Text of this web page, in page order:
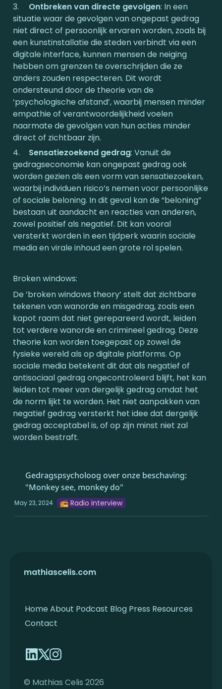
Ontbreken van directe gevolgen: In een
situatie waar de gevolgen van ongepast gedrag
niet direct of persoonlijk ervaren worden, zoals bij
een kunstinstallatie die steden verbindt via een
digitale interface, kunnen mensen de neiging
hebben om grenzen te overschrijden die ze
anders zouden respecteren. Dit wordt
ondersteund door de theorie van de
‘psychologische afstand’, waarbij mensen minder
empathie of verantwoordelijkheid voelen
naarmate de gevolgen van hun acties minder
direct of zichtbaar zijn.
Sensatiezoekend gedrag: Vanuit de
gedragseconomie kan ongepast gedrag ook
worden gezien als een vorm van sensatiezoeken,
waarbij individuen risico’s nemen voor persoonlijke
of sociale beloning. In dit geval kan de “beloning”
bestaan uit aandacht en reacties van anderen,
zowel positief als negatief. Dit kan vooral
versterkt worden in een tijdperk waarin sociale
media en virale inhoud een grote rol spelen.
Broken windows:
De ‘broken windows theory’ stelt dat zichtbare
tekenen van wanorde en misgedrag, zoals een
kapot raam dat niet gerepareerd wordt, leiden
tot verdere wanorde en crimineel gedrag. Deze
theorie kan worden toegepast op zowel de
fysieke wereld als op digitale platforms. Op
sociale media betekent dit dat als negatief of
antisociaal gedrag ongecontroleerd blijft, het kan
leiden tot meer van dergelijk gedrag omdat het
de norm lijkt te worden. Het niet aanpakken van
negatief gedrag versterkt het idee dat dergelijk
gedrag acceptabel is, of op zijn minst niet zal
worden bestraft.
Gedragspsycholoog over onze beschaving:
"Monkey see, monkey do"
May 23, 2024 📻 Radio interview
mathiascelis.com
Home About Podcast Blog Press Resources
Contact
© Mathias Celis 2026